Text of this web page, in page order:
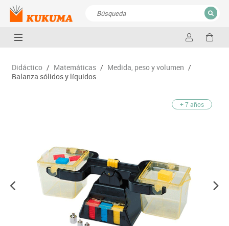
CERRAR
Didáctico / Matemáticas / Medida, peso y volumen /
Balanza sólidos y líquidos
+ 7 años